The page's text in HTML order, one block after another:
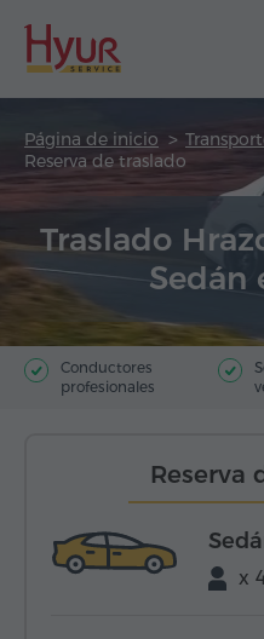
Página de inicio
Reserva de traslado
Traslado
Sedán
Conductores
profesionales
Reserva
x